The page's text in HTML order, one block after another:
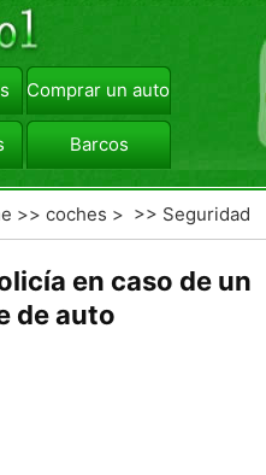
Comprar un automóvil
Barcos
>>coches > >> Seguridad
en caso de un
de auto